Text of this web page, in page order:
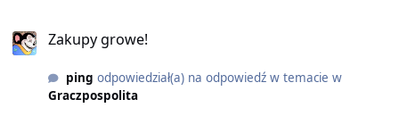
Zakupy growe!
ping odpowiedział(a) na odpowiedź w temacie w
Graczpospolita